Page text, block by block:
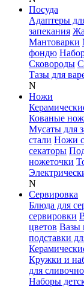
Посуда
Адаптеры
запекания
Мантоварки
фондю
Сковороды
Тазы для
N
Ножи
Кованые
Мусаты для
стали Ножи
секаторы
ножеточки
N
Сервировка
Блюда для
сервировки
цветов Вазы
подставки
Кружки и
для
Наборы